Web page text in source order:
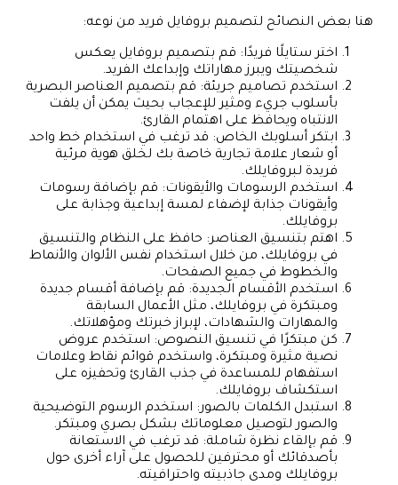
هنا بعض النصائح لتصميم بروفايل فريد من نوعه:
اختر ستايلًا فريدًا: قم بتصميم بروفايل يعكس
شخصيتك ويبرز مهاراتك وإبداعك الفريد.
استخدم تصاميم جريئة: قم بتصميم العناصر البصرية
بأسلوب جريء ومثير للإعجاب بحيث يمكن أن يلفت
الانتباه ويحافظ على اهتمام القارئ.
ابتكر أسلوبك الخاص: قد ترغب في استخدام خط واحد
أو شعار علامة تجارية خاصة بك لخلق هوية مرئية
فريدة لبروفايلك.
استخدم الرسومات والأيقونات: قم بإضافة رسومات
وأيقونات جذابة لإضفاء لمسة إبداعية وجذابة على
بروفايلك.
اهتم بتنسيق العناصر: حافظ على النظام والتنسيق
في بروفايلك، من خلال استخدام نفس الألوان والأنماط
والخطوط في جميع الصفحات.
استخدم الأقسام الجديدة: قم بإضافة أقسام جديدة
ومبتكرة في بروفايلك، مثل الأعمال السابقة
والمهارات والشهادات، لإبراز خبرتك ومؤهلاتك.
كن مبتكرًا في تنسيق النصوص: استخدم عروض
نصية مثيرة ومبتكرة، واستخدم قوائم نقاط وعلامات
استفهام للمساعدة في جذب القارئ وتحفيزه على
استكشاف بروفايلك.
استبدل الكلمات بالصور: استخدم الرسوم التوضيحية
والصور لتوصيل معلوماتك بشكل بصري ومبتكر.
قم بإلقاء نظرة شاملة: قد ترغب في الاستعانة
بأصدقائك أو محترفين للحصول على آراء أخرى حول
بروفايلك ومدى جاذبيته واحترافيته.